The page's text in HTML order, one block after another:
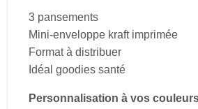
3 pansements
Mini-enveloppe kraft imprimée
Format à distribuer
Idéal goodies santé
Personnalisation à vos